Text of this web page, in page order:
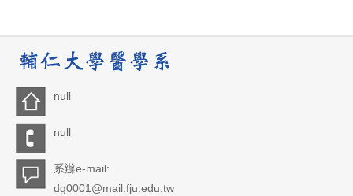
null
null
系辦e-mail:
dg0001@mail.fju.edu.tw